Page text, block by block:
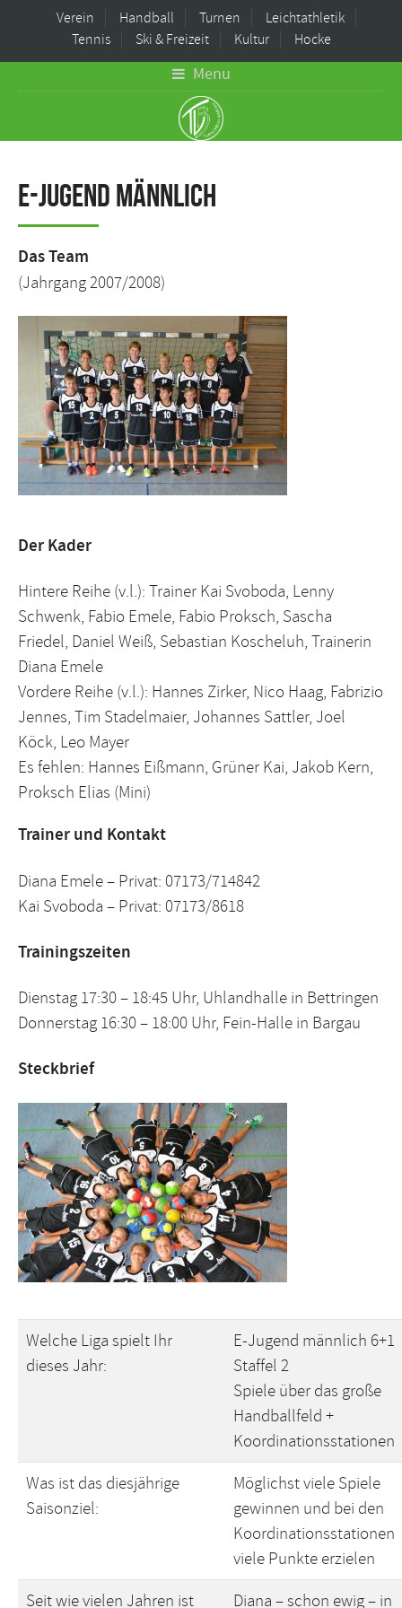
Verein Handball Turnen
Leichtathletik
Tennis
Ski & Freizeit Kultur Hocke
Menu
E-Jugend männlich
Das Team
(Jahrgang 2007/2008)
Der Kader
Hintere Reihe (v.l.): Trainer Kai Svoboda, Lenny
Schwenk, Fabio Emele, Fabio Proksch, Sascha
Friedel, Daniel Weiß, Sebastian Koscheluh, Trainerin
Diana Emele
Vordere Reihe (v.l.): Hannes Zirker, Nico Haag, Fabrizio
Jennes, Tim Stadelmaier, Johannes Sattler, Joel
Köck, Leo Mayer
Es fehlen: Hannes Eißmann, Grüner Kai, Jakob Kern,
Proksch Elias (Mini)
Trainer und Kontakt
Diana Emele – Privat: 07173/714842
Kai Svoboda – Privat: 07173/8618
Trainingszeiten
Dienstag 17:30 – 18:45 Uhr, Uhlandhalle in Bettringen
Donnerstag 16:30 – 18:00 Uhr, Fein-Halle in Bargau
Steckbrief
Welche Liga spielt Ihr
dieses Jahr:
E-Jugend männlich 6+1
Staffel 2
Spiele über das große
Handballfeld +
Koordinationsstationen
Was ist das diesjährige
Saisonziel:
Möglichst viele Spiele
gewinnen und bei den
Koordinationsstationen
viele Punkte erzielen
Seit wie vielen Jahren ist
Diana – schon ewig – in